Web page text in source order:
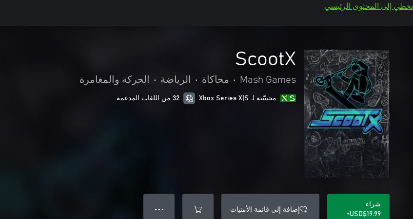
تخطي إلى المحتوى الرئيسي
ScootX
Mash Games
• محاكاة • الرياضة • الحركة والمغامرة
محسّنة لـ Xbox Series X|S 32 من اللغات المدعمة
شراء
USD$19.99+
إضافة إلى قائمة الأمنيات ● ● ●